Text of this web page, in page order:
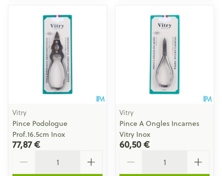
Vitry
Pince Podologue
Prof.16.5cm Inox
77,87 €
Vitry
Pince A Ongles Incarnes
Vitry Inox
60,50 €